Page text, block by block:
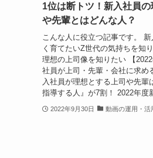
1位は断トツ！新入社員の
や先輩とはどんな人？
こんな人に役立つ記事です。 新
く育てたいZ世代の気持ちを知
理想の上司像を知りたい 【
社員が上司・先輩・会社に求め
入社員が理想とする上司や先輩
指導する人』が7割！ 2022年度
2022年9月30日 動画の運用・活